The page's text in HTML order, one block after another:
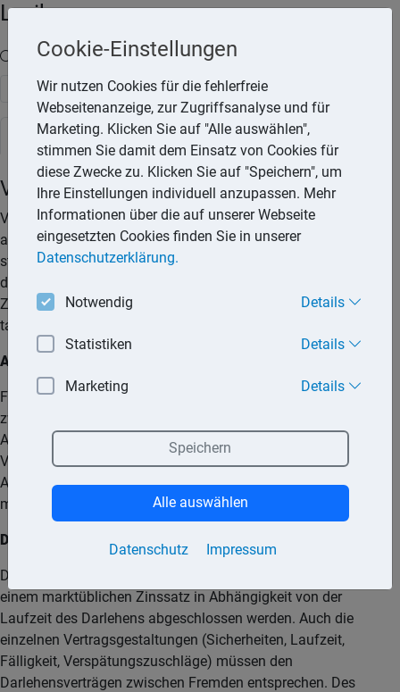
Lexika
Volltext-Suche in den Lexika
Suchen
Steuerlexikon
Verträge zwischen Angehörigen
Verträge zwischen nahen Angehörigen werden steuerlich nur
anerkannt, wenn sie dem sogenannten Fremdvergleich
standhalten. Damit müssen die vertraglichen Vereinbarungen
dem entsprechen, was zwischen fremden Dritten üblich ist.
Zudem müssen die vertraglichen Vereinbarungen auch
tatsächlich durchgeführt werden.
Arbeitsverträge:
Für die steuerliche Anerkennung von Arbeitsverträgen
zwischen Angehörigen ist entscheidend, dass das
Arbeitsverhältnis ernsthaft vereinbart und entsprechend den
Vereinbarungen auch tatsächlich durchgeführt wurde. Bei
Arbeitsverhältnissen zwischen Eltern und Kindern muss die
monatliche Mindestentlohnung 100,– € betragen.
Darlehensverträge:
Darlehensverträge zwischen nahen Angehörigen müssen zu
einem marktüblichen Zinssatz in Abhängigkeit von der
Laufzeit des Darlehens abgeschlossen werden. Auch die
einzelnen Vertragsgestaltungen (Sicherheiten, Laufzeit,
Fälligkeit, Verspätungszuschläge) müssen den
Darlehensverträgen zwischen Fremden entsprechen. Des
Cookie-Einstellungen
Wir nutzen Cookies für die fehlerfreie
Webseitenanzeige, zur Zugriffsanalyse und für
Marketing. Klicken Sie auf "Alle auswählen",
stimmen Sie damit dem Einsatz von Cookies für
diese Zwecke zu. Klicken Sie auf "Speichern", um
Ihre Einstellungen individuell anzupassen. Mehr
Informationen über die auf unserer Webseite
eingesetzten Cookies finden Sie in unserer
Datenschutzerklärung.
Notwendig Details
Statistiken Details
Marketing Details
Datenschutz Impressum
Speichern
Alle auswählen